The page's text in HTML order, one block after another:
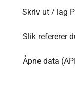
Skriv ut / lag
Slik refererer
Åpne data